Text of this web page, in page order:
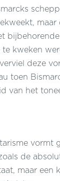
maar
bijbehorende
te kweken
deze
toen
van het
vormt
de
maar een